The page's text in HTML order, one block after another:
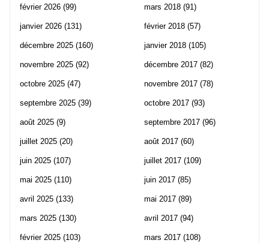
février 2026 (99)
janvier 2026 (131)
décembre 2025 (160)
novembre 2025 (92)
octobre 2025 (47)
septembre 2025 (39)
août 2025 (9)
juillet 2025 (20)
juin 2025 (107)
mai 2025 (110)
avril 2025 (133)
mars 2025 (130)
février 2025 (103)
mars 2018 (91)
février 2018 (57)
janvier 2018 (105)
décembre 2017 (82)
novembre 2017 (78)
octobre 2017 (93)
septembre 2017 (96)
août 2017 (60)
juillet 2017 (109)
juin 2017 (85)
mai 2017 (89)
avril 2017 (94)
mars 2017 (108)